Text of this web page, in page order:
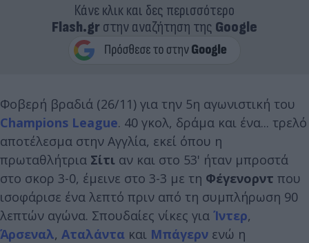
Κάνε κλικ και δες περισσότερο
Flash.grστην αναζήτηση της Google
Φοβερή βραδιά (26/11) για την 5η αγωνιστική του
Champions League. 40 γκολ, δράμα και ένα... τρελό
αποτέλεσμα στην Αγγλία, εκεί όπου η
πρωταθλήτρια Σίτι αν και στο 53' ήταν μπροστά
στο σκορ 3-0, έμεινε στο 3-3 με τη Φέγενορντ που
ισοφάρισε ένα λεπτό πριν από τη συμπλήρωση 90
λεπτών αγώνα. Σπουδαίες νίκες για Ίντερ,
Άρσεναλ, Αταλάντα και Μπάγερν ενώ η